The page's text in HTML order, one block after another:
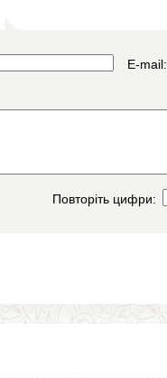
E-mail:
Повторіть цифри: